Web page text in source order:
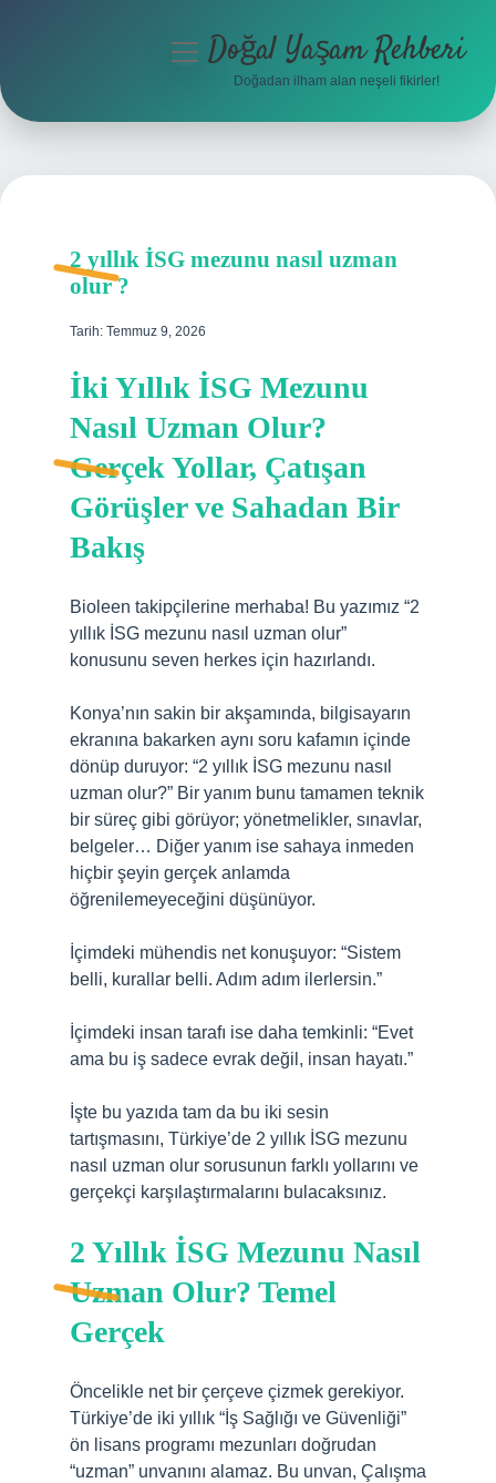
Hakkımızda
menüyüDoğal Yaşam Rehberi
Doğadan ilham alan neşeli fikirler!
2 yıllık İSG mezunu nasıl uzman
olur ?
Tarih: Temmuz 9, 2026
İki Yıllık İSG Mezunu
Nasıl Uzman Olur?
Gerçek Yollar, Çatışan
Görüşler ve Sahadan Bir
Bakış
Bioleen takipçilerine merhaba! Bu yazımız “2
yıllık İSG mezunu nasıl uzman olur”
konusunu seven herkes için hazırlandı.
Konya’nın sakin bir akşamında, bilgisayarın
ekranına bakarken aynı soru kafamın içinde
dönüp duruyor: “2 yıllık İSG mezunu nasıl
uzman olur?” Bir yanım bunu tamamen teknik
bir süreç gibi görüyor; yönetmelikler, sınavlar,
belgeler… Diğer yanım ise sahaya inmeden
hiçbir şeyin gerçek anlamda
öğrenilemeyeceğini düşünüyor.
İçimdeki mühendis net konuşuyor: “Sistem
belli, kurallar belli. Adım adım ilerlersin.”
İçimdeki insan tarafı ise daha temkinli: “Evet
ama bu iş sadece evrak değil, insan hayatı.”
İşte bu yazıda tam da bu iki sesin
tartışmasını, Türkiye’de 2 yıllık İSG mezunu
nasıl uzman olur sorusunun farklı yollarını ve
gerçekçi karşılaştırmalarını bulacaksınız.
2 Yıllık İSG Mezunu Nasıl
Uzman Olur? Temel
Gerçek
Öncelikle net bir çerçeve çizmek gerekiyor.
Türkiye’de iki yıllık “İş Sağlığı ve Güvenliği”
ön lisans programı mezunları doğrudan
“uzman” unvanını alamaz. Bu unvan, Çalışma